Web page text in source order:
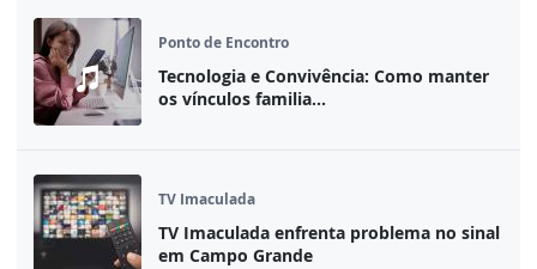
Ponto de Encontro
Tecnologia e Convivência: Como manter
os vínculos familia...
TV Imaculada
TV Imaculada enfrenta problema no sinal
em Campo Grande